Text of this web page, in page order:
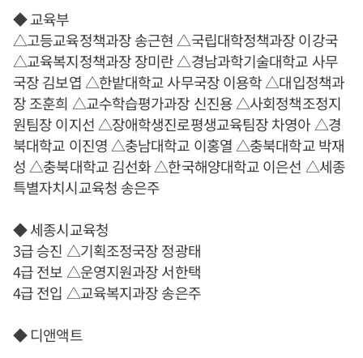
◆ 교육부
△고등교육정책과장 송근현 △국립대학정책과장 이강국
△교육복지정책과장 장미란 △경남과학기술대학교 사무
국장 김보엽 △한밭대학교 사무국장 이용학 △대입정책과
장 조훈희 △교수학습평가과장 신진용 △사회정책조정지
원팀장 이지선 △장애학생진로평생교육팀장 차영아 △경
북대학교 이진영 △충남대학교 이홍열 △충북대학교 박재
성 △충북대학교 김선화 △한국해양대학교 이은선 △세종
특별자치시교육청 송은주
◆ 세종시교육청
3급 승진 △기획조정국장 정광태
4급 전보 △운영지원과장 서한택
4급 전입 △교육복지과장 송은주
◆ 디앤액트